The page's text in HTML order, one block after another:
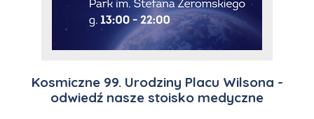
Kosmiczne 99. Urodziny Placu Wilsona -
odwiedź nasze stoisko medyczne